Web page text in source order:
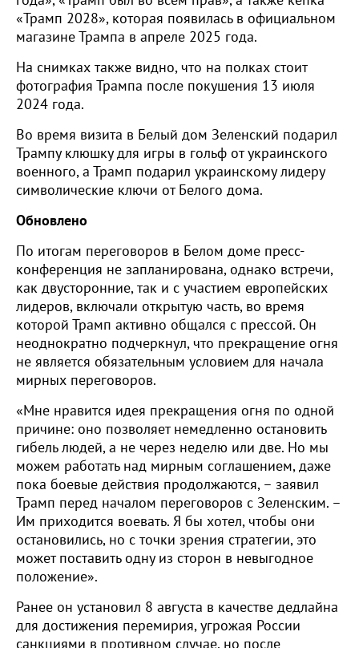
«Трамп 2028», которая появилась в официальном
магазине Трампа в апреле 2025 года.
На снимках также видно, что на полках стоит
фотография Трампа после покушения 13 июля
2024 года.
Во время визита в Белый дом Зеленский подарил
Трампу клюшку для игры в гольф от украинского
военного, а Трамп подарил украинскому лидеру
символические ключи от Белого дома.
Обновлено
По итогам переговоров в Белом доме пресс-
конференция не запланирована, однако встречи,
как двусторонние, так и с участием европейских
лидеров, включали открытую часть, во время
которой Трамп активно общался с прессой. Он
неоднократно подчеркнул, что прекращение огня
не является обязательным условием для начала
мирных переговоров.
«Мне нравится идея прекращения огня по одной
причине: оно позволяет немедленно остановить
гибель людей, а не через неделю или две. Но мы
можем работать над мирным соглашением, даже
пока боевые действия продолжаются, – заявил
Трамп перед началом переговоров с Зеленским. –
Им приходится воевать. Я бы хотел, чтобы они
остановились, но с точки зрения стратегии, это
может поставить одну из сторон в невыгодное
положение».
Ранее он установил 8 августа в качестве дедлайна
для достижения перемирия, угрожая России
санкциями в противном случае, но после